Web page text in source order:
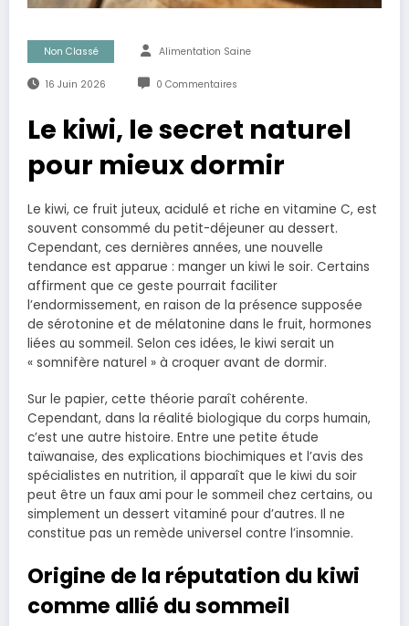
Non Classé Alimentation Saine
16 Juin 2026 0 Commentaires
Le kiwi, le secret naturel
pour mieux dormir
Le kiwi, ce fruit juteux, acidulé et riche en vitamine C, est
souvent consommé du petit-déjeuner au dessert.
Cependant, ces dernières années, une nouvelle
tendance est apparue : manger un kiwi le soir. Certains
affirment que ce geste pourrait faciliter
l’endormissement, en raison de la présence supposée
de sérotonine et de mélatonine dans le fruit, hormones
liées au sommeil. Selon ces idées, le kiwi serait un
« somnifère naturel » à croquer avant de dormir.
Sur le papier, cette théorie paraît cohérente.
Cependant, dans la réalité biologique du corps humain,
c’est une autre histoire. Entre une petite étude
taïwanaise, des explications biochimiques et l’avis des
spécialistes en nutrition, il apparaît que le kiwi du soir
peut être un faux ami pour le sommeil chez certains, ou
simplement un dessert vitaminé pour d’autres. Il ne
constitue pas un remède universel contre l’insomnie.
Origine de la réputation du kiwi
comme allié du sommeil